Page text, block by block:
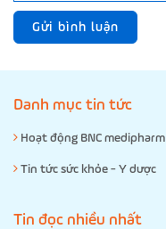
Gửi bình luận
Danh mục tin tức
Hoạt động BNC medipharm
Tin tức sức khỏe - Y dược
Tin đọc nhiều nhất